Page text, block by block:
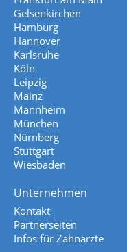
Gelsenkirchen
Hamburg
Hannover
Karlsruhe
Köln
Leipzig
Mainz
Mannheim
München
Nürnberg
Stuttgart
Wiesbaden
Unternehmen
Kontakt
Partnerseiten
Infos für Zahnärzte